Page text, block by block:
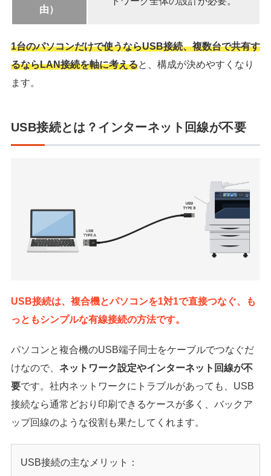
由）
1台のパソコンだけで使うならUSB接続、複数台で共有す
るならLAN接続を軸に考えると、構成が決めやすくなり
ます。
USB接続とは？インターネット回線が不要
USB接続は、複合機とパソコンを1対1で直接つなぐ、も
っともシンプルな有線接続の方法です。
パソコンと複合機のUSB端子同士をケーブルでつなぐだ
けなので、 ネットワーク設定やインターネット回線が不
要です。社内ネットワークにトラブルがあっても、USB
接続なら通常どおり印刷できるケースが多く、バックア
ップ回線のような役割も果たしてくれます。
USB接続の主なメリット：